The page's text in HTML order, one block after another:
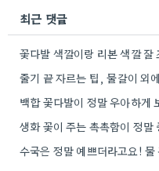
최근 댓글
꽃다발 색깔이랑 리본 색깔